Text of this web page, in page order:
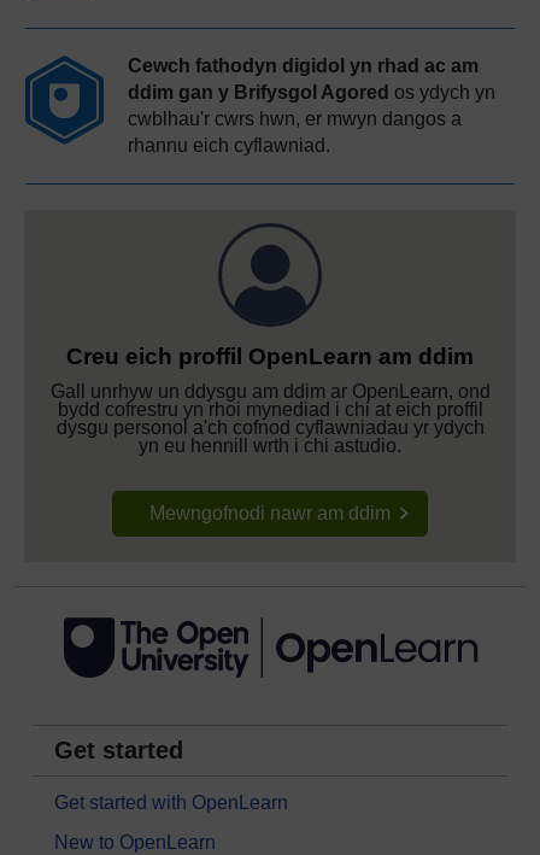
Cewch fathodyn digidol yn rhad ac am
ddim gan y Brifysgol Agored os ydych yn
cwblhau'r cwrs hwn, er mwyn dangos a
rhannu eich cyflawniad.
Creu eich proffil OpenLearn am ddim
Gall unrhyw un ddysgu am ddim ar OpenLearn, ond
bydd cofrestru yn rhoi mynediad i chi at eich proffil
dysgu personol a'ch cofnod cyflawniadau yr ydych
yn eu hennill wrth i chi astudio.
Mewngofnodi nawr am ddim
Get started
Get started with OpenLearn
New to OpenLearn